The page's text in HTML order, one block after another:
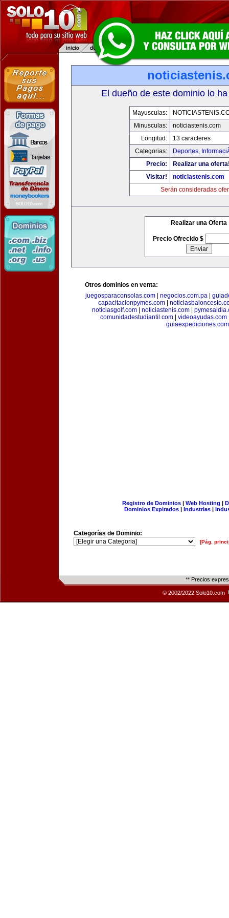
El dueño de este dominio lo
Mayusculas:
Minusculas:
noticiastenis.com
Longitud:
13 caracteres
Categorias:
Deportes,
Precio:
Realizar una
Visitar!
noticiastenis.com
Serán consideradas
Realizar una Oferta
Precio Ofrecido $
Otros dominios en venta:
juegosparaconsolas.com| negocios.com.pa|
capacitacionpymes.com|
noticiasgolf.com| noticiastenis.com|
comunidadestudiantil.com| videoayudas.com
guiaexpediciones.com
Registro de Dominios| Web Hosting |
Dominios Expirados | Industrias |
Categorías de Dominio:
[Pág.
** Precios
© 2002/2022 Solo10.com